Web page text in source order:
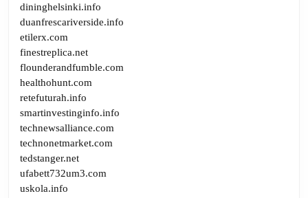
dininghelsinki.info
duanfrescariverside.info
etilerx.com
finestreplica.net
flounderandfumble.com
healthohunt.com
retefuturah.info
smartinvestinginfo.info
technewsalliance.com
technonetmarket.com
tedstanger.net
ufabett732um3.com
uskola.info